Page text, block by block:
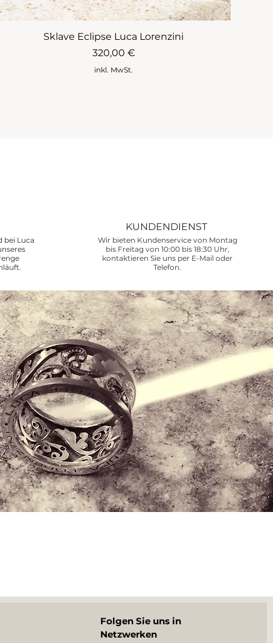
Sklave Eclipse Luca Lorenzini
Preis
320,00 €
inkl. MwSt.
bei Luca
KUNDENDIENST
Wir bieten Kundenservice von Montag
bis Freitag von 10:00 bis 18:30 Uhr,
kontaktieren Sie uns per E-Mail oder
Telefon.
Folgen Sie uns in
Netzwerken